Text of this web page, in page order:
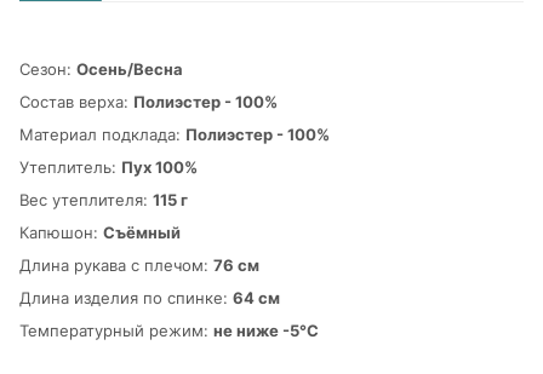
Сезон: Осень/Весна
Cостав верха: Полиэстер - 100%
Материал подклада: Полиэстер - 100%
Утеплитель: Пух 100%
Вес утеплителя: 115 г
Капюшон: Съёмный
Длина рукава с плечом: 76 см
Длина изделия по спинке: 64 см
Температурный режим: не ниже -5°С